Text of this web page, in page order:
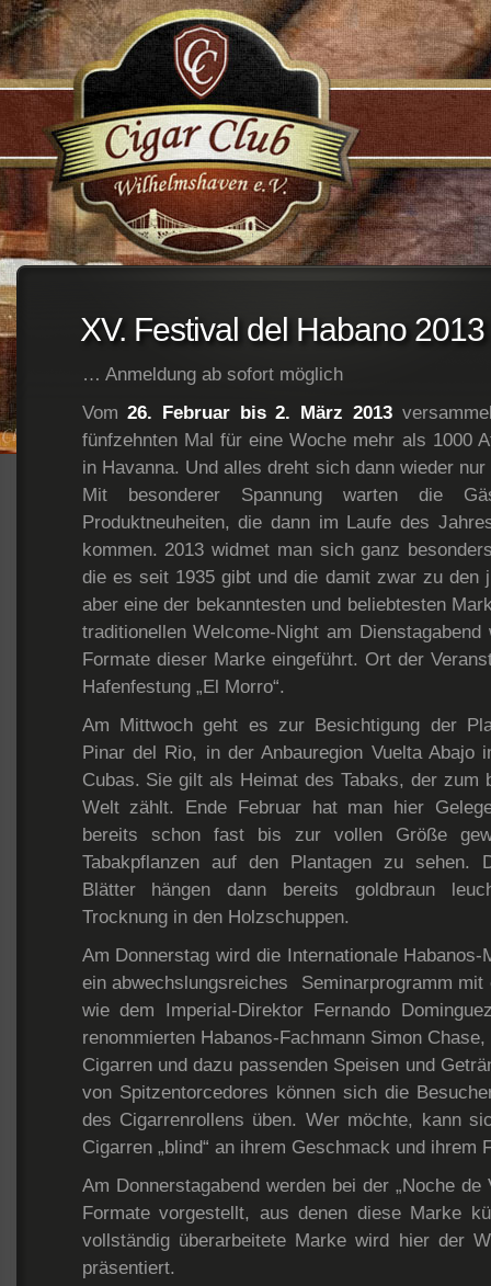
;
XV. Festival del Habano 2013
… Anmeldung ab sofort möglich
Vom26. Februar bis 2. März 2013
fünfzehnten Mal für eine Woche mehr als 1000
in Havanna. Und alles dreht sich dann wieder
Mit besonderer Spannung warten die
Produktneuheiten, die dann im Laufe des
kommen. 2013 widmet man sich ganz
die es seit 1935 gibt und die damit zwar zu den
aber eine der bekanntesten und beliebtesten
traditionellen Welcome-Night am
Formate dieser Marke eingeführt. Ort der
Hafenfestung „El Morro“.
Am Mittwoch geht es zur Besichtigung der
Pinar del Rio, in der Anbauregion Vuelta Abajo
Cubas. Sie gilt als Heimat des Tabaks, der zum
Welt zählt. Ende Februar hat man hier
bereits schon fast bis zur vollen Größe
Tabakpflanzen auf den Plantagen zu sehen.
Blätter hängen dann bereits goldbraun
Trocknung in den Holzschuppen.
Am Donnerstag wird die Internationale
ein abwechslungsreiches Seminarprogramm
wie dem Imperial-Direktor Fernando
renommierten Habanos-Fachmann Simon
Cigarren und dazu passenden Speisen und
von Spitzentorcedores können sich die
des Cigarrenrollens üben. Wer möchte, kann
Cigarren „blind“ an ihrem Geschmack und ihrem
Am Donnerstagabend werden bei der „Noche de
Formate vorgestellt, aus denen diese Marke
vollständig überarbeitete Marke wird hier der
präsentiert.